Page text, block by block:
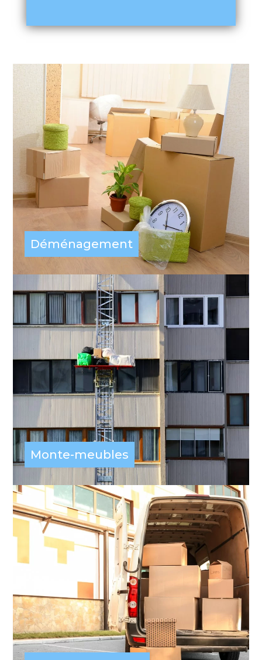
Déménagement
Monte-meubles